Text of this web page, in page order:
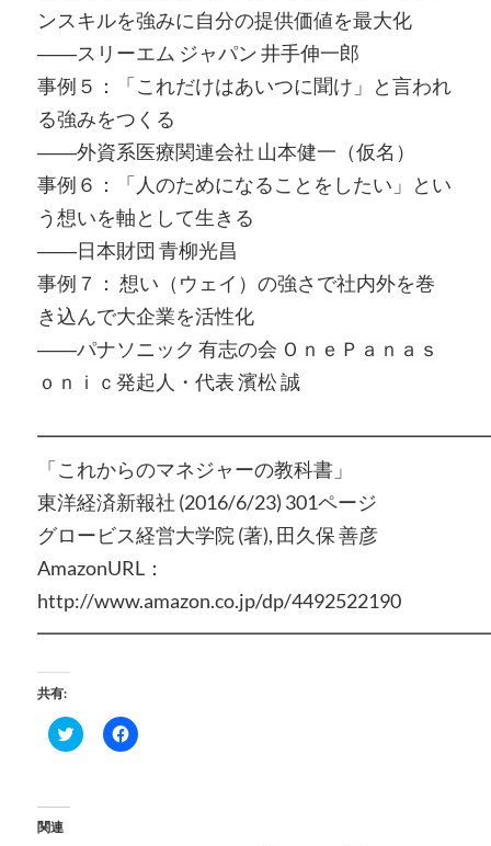
ンスキルを強みに自分の提供価値を最大化
――スリーエム ジャパン 井手伸一郎
事例５：「これだけはあいつに聞け」と言われ
る強みをつくる
――外資系医療関連会社 山本健一（仮名）
事例６：「人のためになることをしたい」とい
う想いを軸として生きる
――日本財団 青柳光昌
事例７： 想い（ウェイ）の強さで社内外を巻
き込んで大企業を活性化
――パナソニック 有志の会 ＯｎｅＰａｎａｓ
ｏｎｉｃ発起人・代表 濱松 誠
「これからのマネジャーの教科書」
東洋経済新報社 (2016/6/23) 301ページ
グロービス経営大学院 (著), 田久保 善彦
AmazonURL：
http://www.amazon.co.jp/dp/4492522190
共有:
ク
リ
Facebook
で
関連